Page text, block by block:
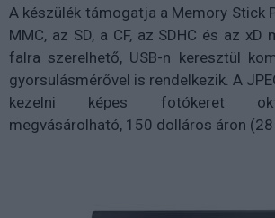
A készülék támogatja a Memory Stick
MMC, az SD, a CF, az SDHC és az xD
falra szerelhető, USB-n keresztül
gyorsulásmérővel is rendelkezik. A
kezelni képes fotókeret
megvásárolható, 150 dolláros áron